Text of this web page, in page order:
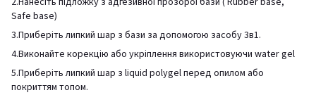
Safe base)
3.Приберіть липкий шар з бази за допомогою засобу 3в1.
4.Виконайте корекцію або укріплення використовуючи water gel
5.Приберіть липкий шар з liquid polygel перед опилом або
покриттям топом.